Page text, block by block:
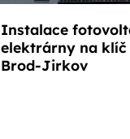
Instalace
elektrárny na klíč
Brod-Jirkov